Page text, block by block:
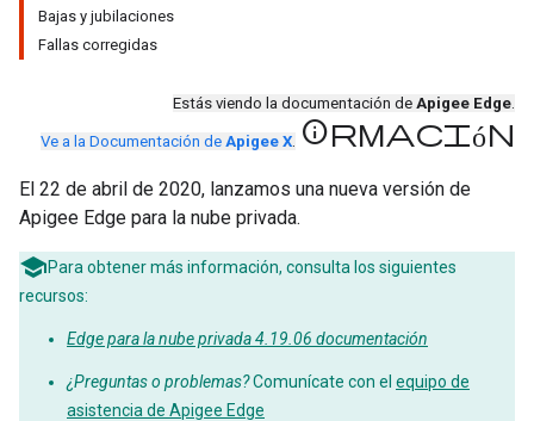
Bajas y jubilaciones
Fallas corregidas
Estás viendo la documentación de Apigee Edge.
Ve a la Documentación de Apigee X. información
El 22 de abril de 2020, lanzamos una nueva versión de
Apigee Edge para la nube privada.
Para obtener más información, consulta los siguientes
recursos:
Edge para la nube privada 4.19.06 documentación
¿Preguntas o problemas?Comunícate con el equipo de
asistencia de Apigee Edge